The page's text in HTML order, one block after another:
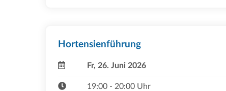
Hortensienführung
Fr, 26. Juni 2026
19:00 - 20:00 Uhr